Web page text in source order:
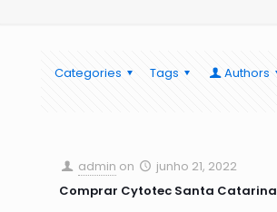
Categories Tags
Authors
admin on
junho 21, 2022
Comprar Cytotec Santa Catarina